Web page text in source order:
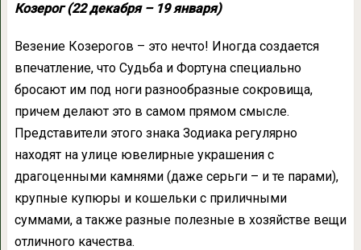
Козерог (22 декабря – 19 января)
Везение Козерогов – это нечто! Иногда создается
впечатление, что Судьба и Фортуна специально
бросают им под ноги разнообразные сокровища,
причем делают это в самом прямом смысле.
Представители этого знака Зодиака регулярно
находят на улице ювелирные украшения с
драгоценными камнями (даже серьги – и те парами),
крупные купюры и кошельки с приличными
суммами, а также разные полезные в хозяйстве вещи
отличного качества.